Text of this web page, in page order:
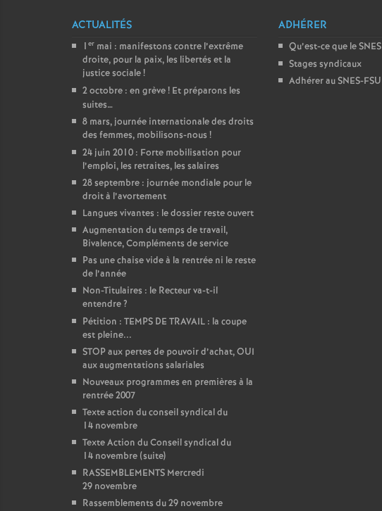
ACTUALITÉS
1 er mai : manifestons contre l’extrême
droite, pour la paix, les libertés et la
justice sociale!
2 octobre : en grève! Et préparons les
suites…
8 mars, journée internationale des droits
des femmes, mobilisons-nous !
24 juin 2010 : Forte mobilisation pour
l’emploi, les retraites, les salaires
28 septembre : journée mondiale pour le
droit à l’avortement
Langues vivantes : le dossier reste ouvert
Augmentation du temps de travail,
Bivalence, Compléments de service
Pas une chaise vide à la rentrée ni le reste
de l’année
Non-Titulaires : le Recteur va-t-il
entendre?
Pétition : TEMPS DE TRAVAIL : la coupe
est pleine...
STOP aux pertes de pouvoir d’achat, OUI
aux augmentations salariales
Nouveaux programmes en premières à la
rentrée 2007
Texte action du conseil syndical du
14 novembre
Texte Action du Conseil syndical du
14 novembre (suite)
RASSEMBLEMENTS Mercredi
29 novembre
Rassemblements du 29 novembre
ADHÉRER
Qu’est-ce que le SNES
Stages syndicaux
Adhérer au SNES-FSU